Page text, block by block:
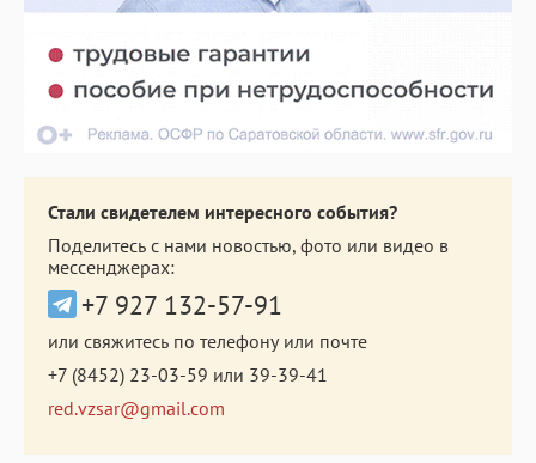
Стали свидетелем интересного события?
Поделитесь с нами новостью, фото или видео в
мессенджерах:
+7 927 132-57-91
или свяжитесь по телефону или почте
+7 (8452) 23-03-59 или 39-39-41
red.vzsar@gmail.com